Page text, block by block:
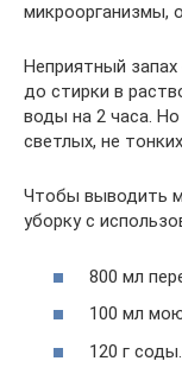
микроорганизмы,
Неприятный
до стирки в
воды на 2 часа.
светлых, не
Чтобы выводить
уборку с
800 мл
100 мл
120 г соды.